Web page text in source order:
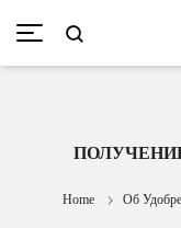
Home Об